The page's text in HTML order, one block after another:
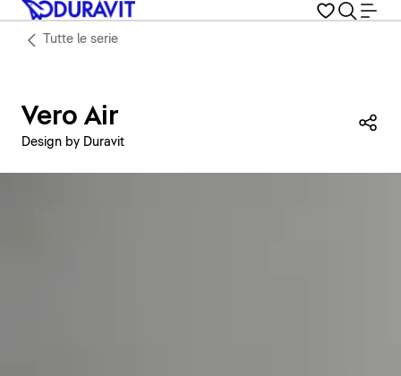
Tutte le serie
Vero Air
Design by Duravit